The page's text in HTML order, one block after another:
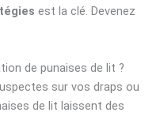
est la clé. Devenez
de punaises de lit ?
sur vos draps ou
de lit laissent des